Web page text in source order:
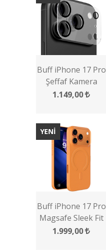
Buff iPhone 17 Pro
Şeffaf Kamera
Lens Koruyucu
1.149,00
YENİ
Buff iPhone 17 Pro
Magsafe Sleek Fit
Kılıf
1.999,00